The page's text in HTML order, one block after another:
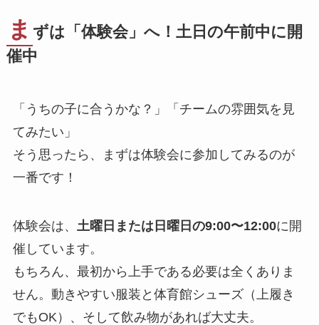
ま ずは「体験会」へ！土日の午前中に開
催中
「うちの子に合うかな？」「チームの雰囲気を見
てみたい」
そう思ったら、まずは体験会に参加してみるのが
一番です！
体験会は、 土曜日または日曜日の9:00〜12:00に開
催しています。
もちろん、最初から上手である必要は全くありま
せん。動きやすい服装と体育館シューズ（上履き
でもOK）、そして飲み物があれば大丈夫。